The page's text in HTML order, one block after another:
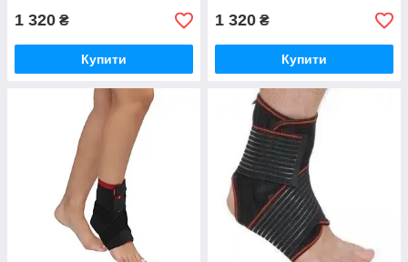
1 320 ₴
Купити
1 320 ₴
Купити